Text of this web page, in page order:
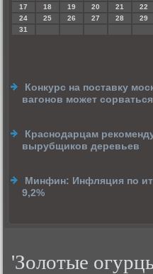
17
18 19 20 21 22
24
25 26 27 28 29
31
Конкурс на поставку
вагонов может сорваться
Краснодарцам
вырубщиков деревьев
Минфин: Инфляция по
9,2%
'Золотые